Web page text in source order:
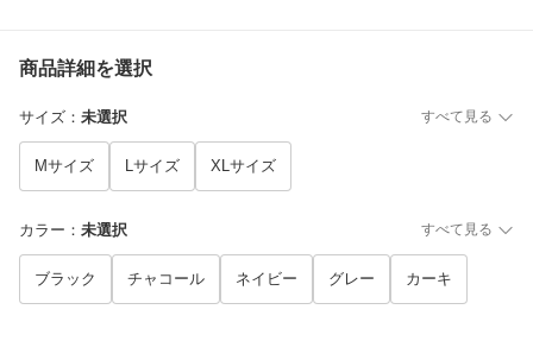
商品詳細を選択
サイズ ： 未選択 すべて見る
Mサイズ Lサイズ XLサイズ
カラー ： 未選択 すべて見る
ブラック チャコール ネイビー グレー カーキ